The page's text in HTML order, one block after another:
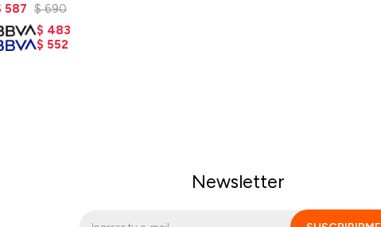
587 $ 690
$ 483
$ 552
Newsletter